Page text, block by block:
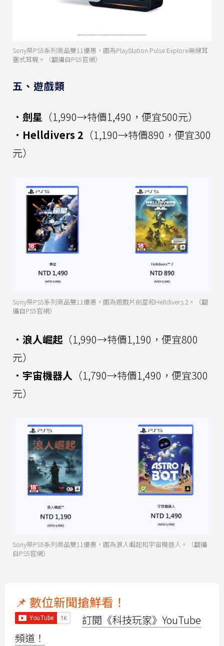
Sony祭PS5系列商品雙11優惠，圖為PlayStation Pulse Explore無線耳
塞式耳機。（翻攝自PS5官網）
五、遊戲類
．劍星 （1,990→特價1,490，便宜500元）
．Helldivers 2 （1,190→特價890，便宜300
元）
Sony祭PS5系列商品雙11優惠，圖為遊戲片劍星和Helldivers 2。（翻
攝自PS5官網）
．浪人崛起 （1,990→特價1,190，便宜800
元）
．宇宙機器人 （1,790→特價1,490，便宜300
元）
Sony祭PS5系列商品雙11優惠，圖為浪人崛起和宇宙機器人。（翻攝
自PS5官網）
📌 數位新聞搶鮮看！
訂閱《科技玩家》YouTube
頻道！